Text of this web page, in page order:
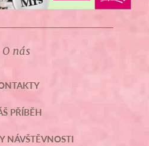
O nás
PŘÍBĚH
NÁVŠTĚVNOSTI